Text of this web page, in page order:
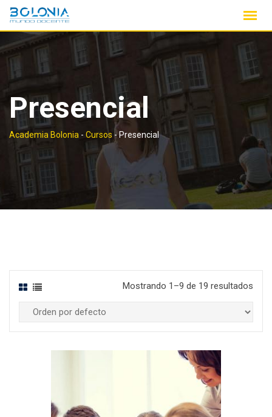
Saltar
contenido
Presencial
Academia Bolonia - Cursos - Presencial
Mostrando 1–9 de 19 resultados